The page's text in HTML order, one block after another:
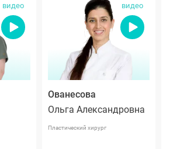
видео видео
Ованесова
Ольга Александровна
Пластический хирург